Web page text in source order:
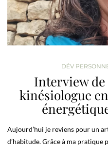
DÉV
Interview de
kinésiologue
Aujourd’hui je reviens pour un
d’habitude. Grâce à ma pratique